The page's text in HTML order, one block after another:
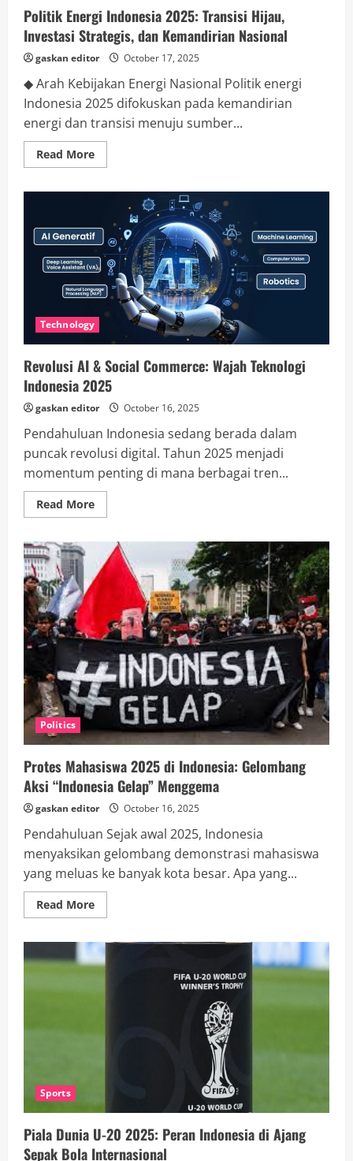
Politik Energi Indonesia 2025: Transisi Hijau,
Investasi Strategis, dan Kemandirian Nasional
gaskan editor October 17, 2025
◆ Arah Kebijakan Energi Nasional Politik energi
Indonesia 2025 difokuskan pada kemandirian
energi dan transisi menuju sumber...
Read MoreRead
more
Indonesia
Transisi
Hijau,
Investasi
Strategis,
dan
Kemandirian
Nasional
Technology
Revolusi AI & Social Commerce: Wajah Teknologi
Indonesia 2025
gaskan editor October 16, 2025
Pendahuluan Indonesia sedang berada dalam
puncak revolusi digital. Tahun 2025 menjadi
momentum penting di mana berbagai tren...
Read MoreRead
more
Social
Commerce:
Wajah
Teknologi
Indonesia
2025
Politics
Protes Mahasiswa 2025 di Indonesia: Gelombang
Aksi “Indonesia Gelap” Menggema
gaskan editor October 16, 2025
Pendahuluan Sejak awal 2025, Indonesia
menyaksikan gelombang demonstrasi mahasiswa
yang meluas ke banyak kota besar. Apa yang...
Read MoreRead
more
Mahasiswa
2025
di
Gelombang
Menggema
Sports
Piala Dunia U-20 2025: Peran Indonesia di Ajang
Sepak Bola Internasional